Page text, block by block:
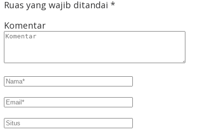
Ruas yang wajib ditandai *
Komentar